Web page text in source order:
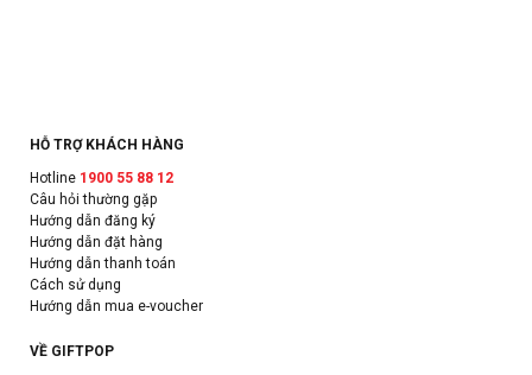
HỖ TRỢ KHÁCH HÀNG
Hotline 1900 55 88 12
Câu hỏi thường gặp
Hướng dẫn đăng ký
Hướng dẫn đặt hàng
Hướng dẫn thanh toán
Cách sử dụng
Hướng dẫn mua e-voucher
VỀ GIFTPOP